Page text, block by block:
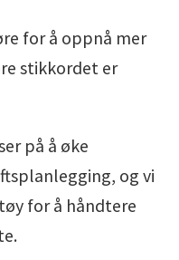
for å oppnå mer
stikkordet er
på å øke
og vi
for å håndtere